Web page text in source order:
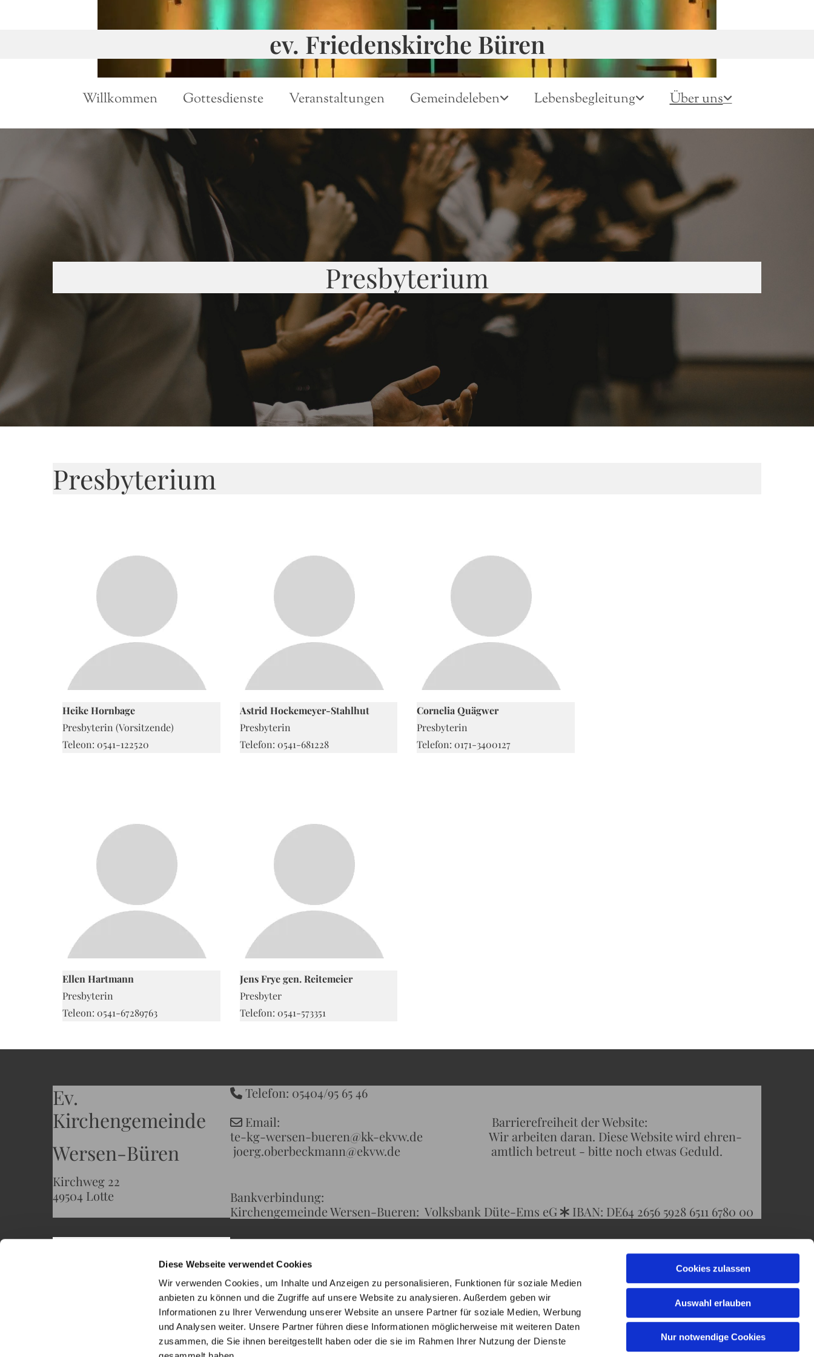
Diese Webseite verwendet Cookies
Wir verwenden Cookies, um Inhalte und Anzeigen zu personalisieren, Funktionen für soziale Medien
anbieten zu können und die Zugriffe auf unsere Website zu analysieren. Außerdem geben wir
Informationen zu Ihrer Verwendung unserer Website an unsere Partner für soziale Medien, Werbung
und Analysen weiter. Unsere Partner führen diese Informationen möglicherweise mit weiteren Daten
zusammen, die Sie ihnen bereitgestellt haben oder die sie im Rahmen Ihrer Nutzung der Dienste
Cookies zulassen
Auswahl erlauben
Nur notwendige Cookies
ev. Friedenskirche Büren
Willkommen Gottesdienste Veranstaltungen Gemeindeleben Lebensbegleitung Über uns
Presbyterium
Presbyterium
Heike Hornbage
Presbyterin (Vorsitzende)
Teleon: 0541-122520
Astrid Hockemeyer-Stahlhut
Presbyterin
Telefon: 0541-681228
Cornelia Quägwer
Presbyterin
Telefon: 0171-3400127
Ellen Hartmann
Presbyterin
Teleon: 0541-67289763
Jens Frye gen. Reitemeier
Presbyter
Telefon: 0541-573351
Ev.
Kirchengemeinde
Wersen-Büren
Kirchweg 22
49504 Lotte
Telefon: 05404/95 65 46
Email: Barrierefreiheit der Website:
te-kg-wersen-bueren@kk-ekvw.de Wir arbeiten daran. Diese Website wird ehren-
joerg.oberbeckmann@ekvw.de amtlich betreut - bitte noch etwas Geduld.
Bankverbindung:
Kirchengemeinde Wersen-Bueren: Volksbank Düte-Ems eG *IBAN: DE64 2656 5928 6511 6780 00